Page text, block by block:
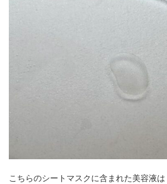
こちらのシートマスクに含まれた美容液